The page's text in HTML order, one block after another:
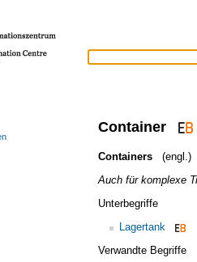
Container
Containers
(engl.)
Auch für komplexe
Unterbegriffe
Lagertank
Verwandte Begriffe